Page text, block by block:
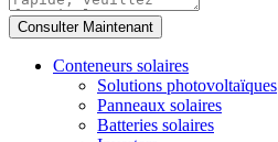
Conteneurs solaires
Solutions photovoltaïques
Panneaux solaires
Batteries solaires